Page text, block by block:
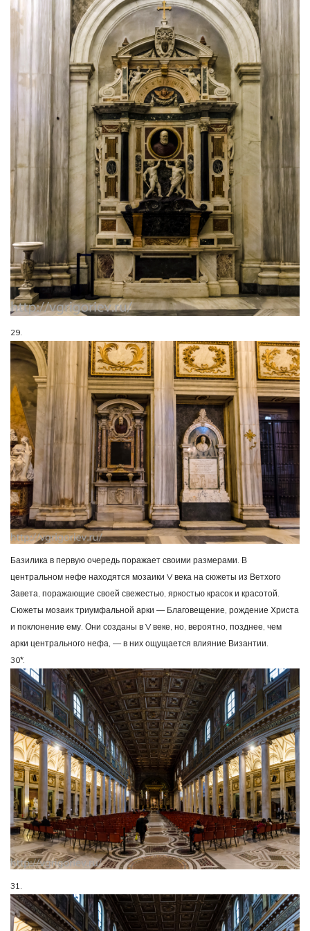
29.
Базилика в первую очередь поражает своими размерами. В
центральном нефе находятся мозаики V века на сюжеты из Ветхого
Завета, поражающие своей свежестью, яркостью красок и красотой.
Сюжеты мозаик триумфальной арки — Благовещение, рождение Христа
и поклонение ему. Они созданы в V веке, но, вероятно, позднее, чем
арки центрального нефа, — в них ощущается влияние Византии.
30*.
31.